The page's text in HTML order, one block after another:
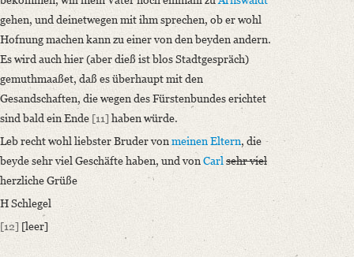
gehen, und deinetwegen mit ihm sprechen, ob er wohl
Hofnung machen kann zu einer von den beyden andern.
Es wird auch hier (aber dieß ist blos Stadtgespräch)
gemuthmaaßet, daß es überhaupt mit den
Gesandschaften, die wegen des Fürstenbundes erichtet
sind bald ein Ende [11] haben würde.
Leb recht wohl liebster Bruder vonmeinen Eltern, die
beyde sehr viel Geschäfte haben, und vonCarl sehr viel
herzliche Grüße
H Schlegel
[12] [leer]